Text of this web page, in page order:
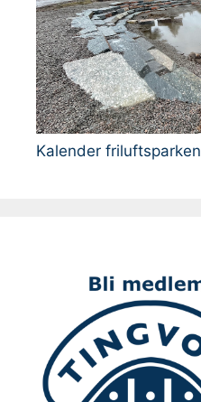
Kalender friluftsparken